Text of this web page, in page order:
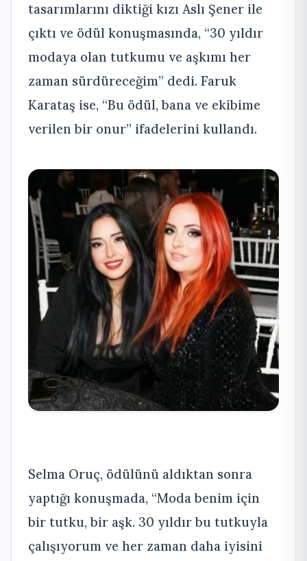
tasarımlarını diktiği kızı Aslı Şener ile
çıktı ve ödül konuşmasında, “30 yıldır
modaya olan tutkumu ve aşkımı her
zaman sürdüreceğim” dedi. Faruk
Karataş ise, “Bu ödül, bana ve ekibime
verilen bir onur” ifadelerini kullandı.
Selma Oruç, ödülünü aldıktan sonra
yaptığı konuşmada, “Moda benim için
bir tutku, bir aşk. 30 yıldır bu tutkuyla
çalışıyorum ve her zaman daha iyisini